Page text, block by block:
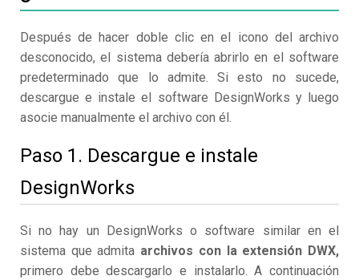
Después de hacer doble clic en el icono del archivo
desconocido, el sistema debería abrirlo en el software
predeterminado que lo admite. Si esto no sucede,
descargue e instale el software DesignWorks y luego
asocie manualmente el archivo con él.
Paso 1. Descargue e instale
DesignWorks
Si no hay un DesignWorks o software similar en el
sistema que admita archivos con la extensión DWX,
primero debe descargarlo e instalarlo. A continuación